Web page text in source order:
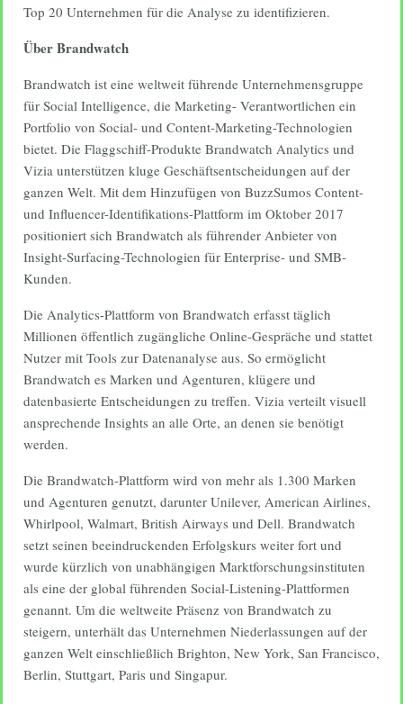
Top 20 Unternehmen für die Analyse zu identifizieren.
Über Brandwatch
Brandwatch ist eine weltweit führende Unternehmensgruppe
für Social Intelligence, die Marketing- Verantwortlichen ein
Portfolio von Social- und Content-Marketing-Technologien
bietet. Die Flaggschiff-Produkte Brandwatch Analytics und
Vizia unterstützen kluge Geschäftsentscheidungen auf der
ganzen Welt. Mit dem Hinzufügen von BuzzSumos Content-
und Influencer-Identifikations-Plattform im Oktober 2017
positioniert sich Brandwatch als führender Anbieter von
Insight-Surfacing-Technologien für Enterprise- und SMB-
Kunden.
Die Analytics-Plattform von Brandwatch erfasst täglich
Millionen öffentlich zugängliche Online-Gespräche und stattet
Nutzer mit Tools zur Datenanalyse aus. So ermöglicht
Brandwatch es Marken und Agenturen, klügere und
datenbasierte Entscheidungen zu treffen. Vizia verteilt visuell
ansprechende Insights an alle Orte, an denen sie benötigt
werden.
Die Brandwatch-Plattform wird von mehr als 1.300 Marken
und Agenturen genutzt, darunter Unilever, American Airlines,
Whirlpool, Walmart, British Airways und Dell. Brandwatch
setzt seinen beeindruckenden Erfolgskurs weiter fort und
wurde kürzlich von unabhängigen Marktforschungsinstituten
als eine der global führenden Social-Listening-Plattformen
genannt. Um die weltweite Präsenz von Brandwatch zu
steigern, unterhält das Unternehmen Niederlassungen auf der
ganzen Welt einschließlich Brighton, New York, San Francisco,
Berlin, Stuttgart, Paris und Singapur.